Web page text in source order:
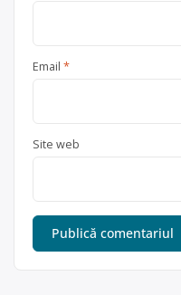
Email *
Site web